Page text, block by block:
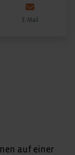
E-Mail
auf einer